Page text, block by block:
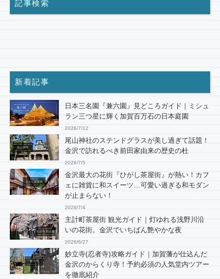
記事検索
新着記事
日本三名園『兼六園』見どころガイド｜ミシュ
ラン三つ星に輝く加賀百万石の日本庭園
2026/7/12
尾山神社のステンドグラスが美し過ぎて話題！
金沢で訪れるべき前田家由来の歴史の杜
2026/7/5
金沢最大の花街『ひがし茶屋街』が熱い！カフ
ェに雑貨に和スイーツ…可愛い過ぎる和モダン
が止まらない！
2026/7/4
主計町茶屋街 観光ガイド｜灯ゆれる浅野川沿
いの花街。金沢でいちばん艶やかな夜
2026/6/27
妙立寺(忍者寺)攻略ガイド｜加賀藩が仕込んだ
金沢のからくり寺！予約必須の人気堂内ツアー
を徹底紹介